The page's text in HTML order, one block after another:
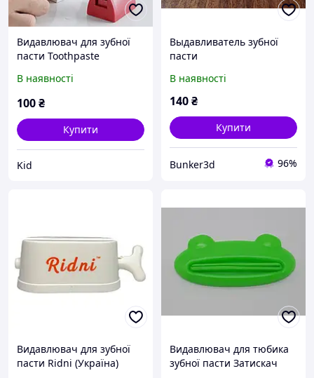
Видавлювач для зубної
пасти Toothpaste
В наявності
100₴
Купити
Kid
Выдавливатель зубної
пасти
В наявності
140₴
Купити
Bunker3d 96%
Видавлювач для зубної
пасти Ridni (Україна)
Видавлювач для тюбика
зубної пасти Затискач